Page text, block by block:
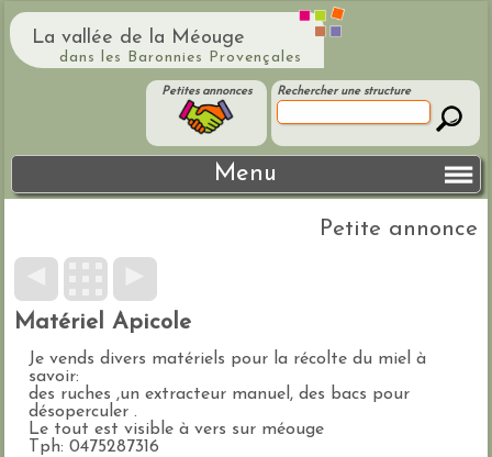
La vallée de la Méouge
dans les Baronnies Provençales
Rechercher une structure
Petites annonces
Menu
Petite annonce
Matériel Apicole
Je vends divers matériels pour la récolte du miel à
savoir:
des ruches ,un extracteur manuel, des bacs pour
désoperculer .
Le tout est visible à vers sur méouge
Tph: 0475287316